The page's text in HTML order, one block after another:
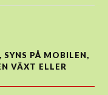
PÅ MOBILEN,
VÄXT ELLER